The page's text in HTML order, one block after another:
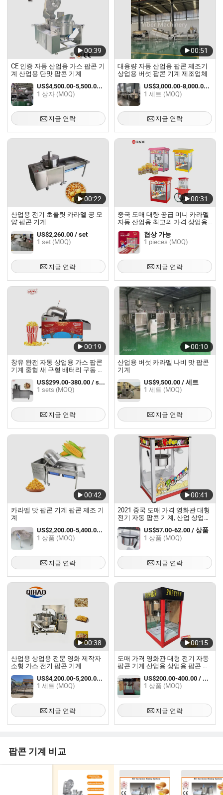
00:39
CE 인증 자동 산업용 가스 팝콘 기
계 산업용 단맛 팝콘 기계
US$4,500.00-5,500.00 / 상자
1 상자 (MOQ)
지금 연락
00:51
대용량 자동 산업용 팝콘 제조기
상업용 버섯 팝콘 기계 제조업체
US$3,000.00-8,000.00 / 세트
1 세트 (MOQ)
지금 연락
00:22
산업용 전기 초콜릿 카라멜 공 모
양 팝콘 기계
US$2,260.00 / set
1 set (MOQ)
지금 연락
00:31
중국 도매 대량 공급 미니 카라멜
자동 산업용 최고의 가격 상업용
팝콘 제조기 전문 가스 전기 팝콘
기계와 카트협상 가능
1 pieces (MOQ)
지금 연락
00:19
창유 완전 자동 상업용 가스 팝콘
기계 중형 새 구형 배터리 구동 팝
콘 스탠드
US$299.00-380.00 / sets
1 sets (MOQ)
지금 연락
00:10
산업용 버섯 카라멜 나비 맛 팝콘
기계
US$9,500.00 / 세트
1 세트 (MOQ)
지금 연락
00:42
카라멜 맛 팝콘 기계 팝콘 제조 기
계
US$2,200.00-5,400.00 / 상품
1 상품 (MOQ)
지금 연락
00:41
2021 중국 도매 가격 영화관 대형
전기 자동 팝콘 기계, 산업 상업용
팝콘 기계
US$57.00-62.00 / 상품
1 상품 (MOQ)
지금 연락
00:38
산업용 상업용 전문 영화 제작자
소형 가스 전기 팝콘 기계
US$4,200.00-5,200.00 / 세트
1 세트 (MOQ)
지금 연락
00:15
도매 가격 영화관 대형 전기 자동
팝콘 기계 산업용 상업용 팝콘 기
계
US$200.00-400.00 / 상품
1 상품 (MOQ)
지금 연락
팝콘 기계 비교